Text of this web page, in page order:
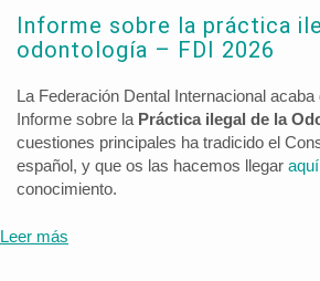
Informe sobre la práctica
odontología – FDI 2026
La Federación Dental Internacional acaba
Informe sobre la Práctica ilegal de la
cuestiones principales ha tradicido el
español, y que os las hacemos llegar aquí
conocimiento.
Leer más